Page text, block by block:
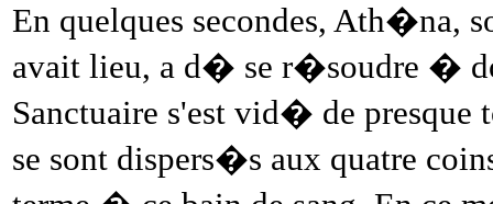
En quelques secondes, Ath�na,
avait lieu, a d� se r�soudre �
Sanctuaire s'est vid� de presque
se sont dispers�s aux quatre